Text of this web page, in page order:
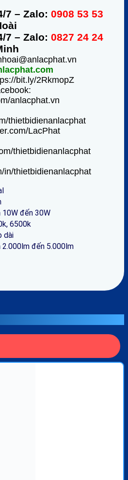
7 – Zalo: 0908 53 53
7 – Zalo: 0827 24 24
bit.ly/2RkmopZ
anlacphat.vn
thietbidienanlacphat
LacPhat
thietbidienanlacphat
in/thietbidienanlacphat
10W đến 30W
6500k
dài
2.000lm đến 5.000lm